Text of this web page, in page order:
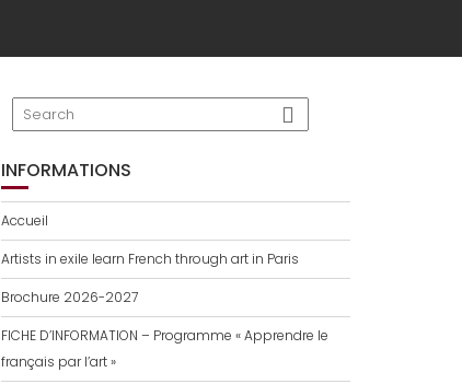
INFORMATIONS
Accueil
Artists in exile learn French through art in Paris
Brochure 2026-2027
FICHE D’INFORMATION – Programme « Apprendre le
français par l’art »